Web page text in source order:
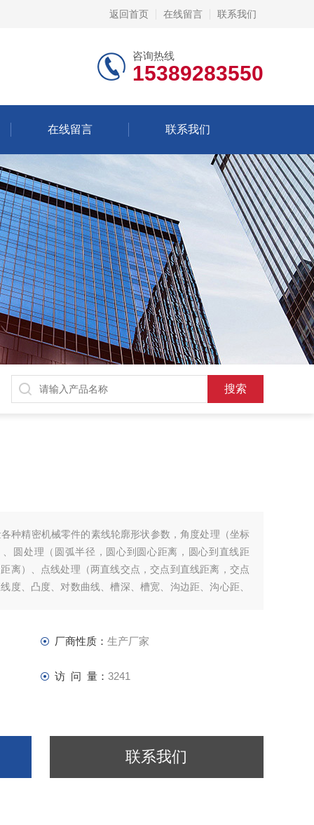
返回首页 在线留言 联系我们
咨询热线
15389283550
在线留言 联系我们
种精密机械零件的素线轮廓形状参数，角度处理（坐标
圆处理（圆弧半径，圆心到圆心距离，圆心到直线距
离）、点线处理（两直线交点，交点到直线距离，交点
度、凸度、对数曲线、槽深、槽宽、沟边距、沟心距、
厂商性质： 生产厂家
访 问 量： 3241
联系我们